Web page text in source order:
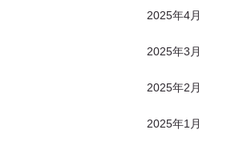
2025年4月
2025年3月
2025年2月
2025年1月